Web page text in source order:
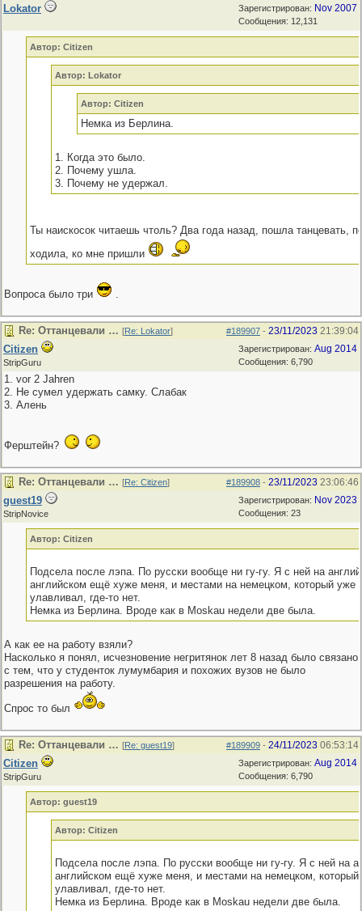
Зарегистрирован: Nov 2007
Сообщения: 12,131
Lokator
Автор: Citizen
Автор: Lokator
Автор: Citizen
Немка из Берлина.
1. Когда это было.
2. Почему ушла.
3. Почему не удержал.
Ты наискосок читаешь чтоль? Два года назад, пошла танцевать,
ходила, ко мне пришли
Вопроса было три .
#189907 - 23/11/2023 21:39:04
Re: Оттанцевали … [Re: Lokator]
Зарегистрирован: Aug 2014
Сообщения: 6,790
Citizen
StripGuru
1. vor 2 Jahren
2. Не сумел удержать самку. Слабак
3. Алень
Ферштейн?
#189908 - 23/11/2023 23:06:46
Re: Оттанцевали … [Re: Citizen]
Зарегистрирован: Nov 2023
Сообщения: 23
guest19
StripNovice
Автор: Citizen
Подсела после лэпа. По русски вообще ни гу-гу. Я с ней на
английском ещё хуже меня, и местами на немецком, который уже
улавливал, где-то нет.
Немка из Берлина. Вроде как в Mоskau недели две была.
А как ее на работу взяли?
Насколько я понял, исчезновение негритянок лет 8 назад было связано
с тем, что у студенток лумумбария и похожих вузов не было
разрешения на работу.
Спрос то был
#189909 - 24/11/2023 06:53:14
Re: Оттанцевали … [Re: guest19]
Зарегистрирован: Aug 2014
Сообщения: 6,790
Citizen
StripGuru
Автор: guest19
Автор: Citizen
Подсела после лэпа. По русски вообще ни гу-гу. Я с ней на
английском ещё хуже меня, и местами на немецком, который
улавливал, где-то нет.
Немка из Берлина. Вроде как в Mоskau недели две была.